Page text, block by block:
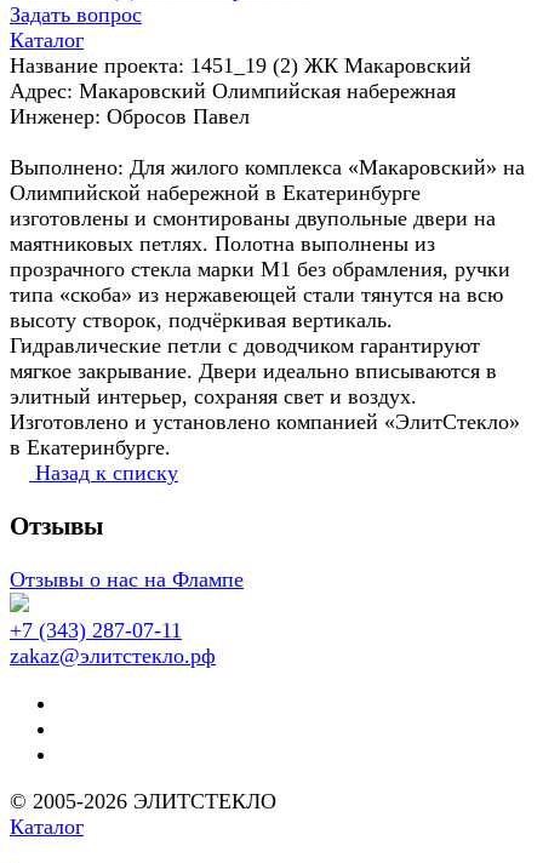
Задать вопрос
Каталог
Название проекта: 1451_19 (2) ЖК Макаровский
Адрес: Макаровский Олимпийская набережная
Инженер: Обросов Павел
Выполнено: Для жилого комплекса «Макаровский» на
Олимпийской набережной в Екатеринбурге
изготовлены и смонтированы двупольные двери на
маятниковых петлях. Полотна выполнены из
прозрачного стекла марки М1 без обрамления, ручки
типа «скоба» из нержавеющей стали тянутся на всю
высоту створок, подчёркивая вертикаль.
Гидравлические петли с доводчиком гарантируют
мягкое закрывание. Двери идеально вписываются в
элитный интерьер, сохраняя свет и воздух.
Изготовлено и установлено компанией «ЭлитСтекло»
в Екатеринбурге.
Назад к списку
Отзывы
Отзывы о нас на Флампе
+7 (343) 287-07-11
zakaz@элитстекло.рф
© 2005-2026 ЭЛИТСТЕКЛО
Каталог